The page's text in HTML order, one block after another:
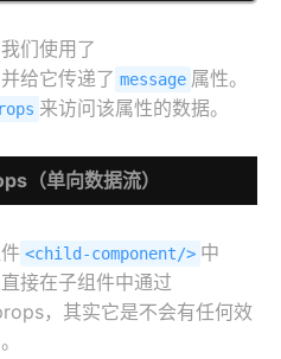
们使用了
给它传递了 message 属性。
来访问该属性的数据。
（单向数据流）
<child-component/> 中
接在子组件中通过
，其实它是不会有任何效